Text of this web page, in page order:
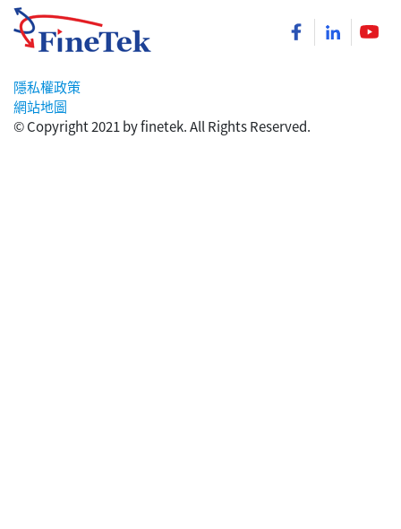
隱私權政策
網站地圖
© Copyright 2021 by finetek. All Rights Reserved.